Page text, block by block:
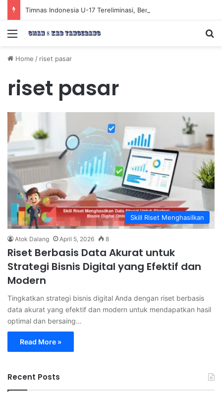
Menu
Home / riset pasar
riset pasar
Skill Riset Menghasilkan
Atok Dalang April 5, 2026 8
Riset Berbasis Data Akurat untuk
Strategi Bisnis Digital yang Efektif dan
Modern
Tingkatkan strategi bisnis digital Anda dengan riset berbasis
data akurat yang efektif dan modern untuk mendapatkan hasil
optimal dan bersaing…
Read More »
Recent Posts